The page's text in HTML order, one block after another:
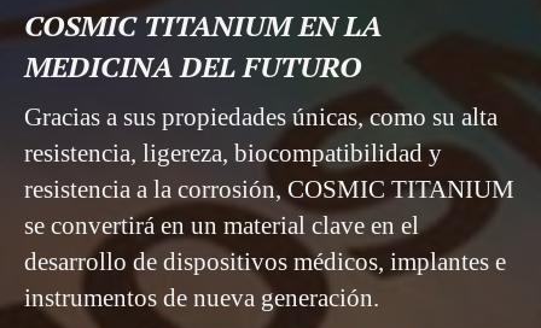
COSMIC TITANIUM EN LA
MEDICINA DEL FUTURO
Gracias a sus propiedades únicas, como su alta
resistencia, ligereza, biocompatibilidad y
resistencia a la corrosión, COSMIC TITANIUM
se convertirá en un material clave en el
desarrollo de dispositivos médicos, implantes e
instrumentos de nueva generación.